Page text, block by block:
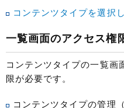
コンテンツタイプを選択
一覧画面のアクセス権
コンテンツタイプの一覧画
限が必要です。
コンテンツタイプの管理